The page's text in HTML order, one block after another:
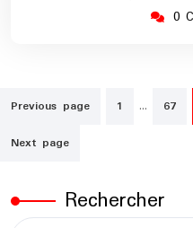
0
Pagination
publications
Previous page 1 … 67
Next page
Rechercher